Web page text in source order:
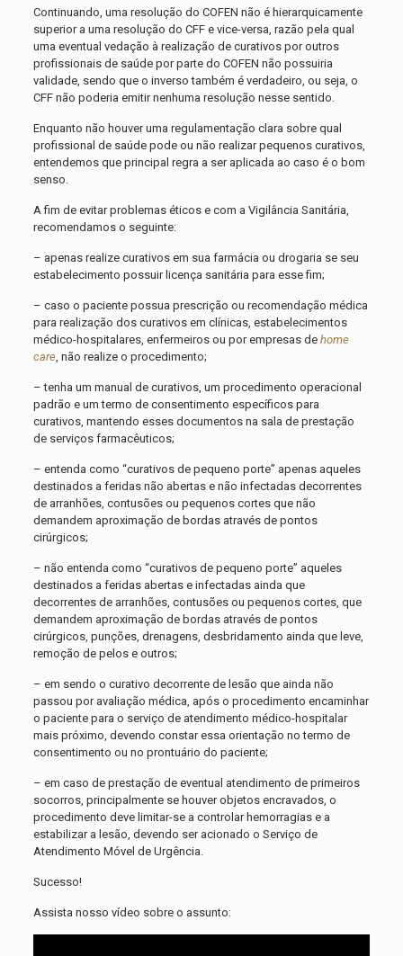
Continuando, uma resolução do COFEN não é hierarquicamente
superior a uma resolução do CFF e vice-versa, razão pela qual
uma eventual vedação à realização de curativos por outros
profissionais de saúde por parte do COFEN não possuiria
validade, sendo que o inverso também é verdadeiro, ou seja, o
CFF não poderia emitir nenhuma resolução nesse sentido.
Enquanto não houver uma regulamentação clara sobre qual
profissional de saúde pode ou não realizar pequenos curativos,
entendemos que principal regra a ser aplicada ao caso é o bom
senso.
A fim de evitar problemas éticos e com a Vigilância Sanitária,
recomendamos o seguinte:
– apenas realize curativos em sua farmácia ou drogaria se seu
estabelecimento possuir licença sanitária para esse fim;
– caso o paciente possua prescrição ou recomendação médica
para realização dos curativos em clínicas, estabelecimentos
médico-hospitalares, enfermeiros ou por empresas de home
care, não realize o procedimento;
– tenha um manual de curativos, um procedimento operacional
padrão e um termo de consentimento específicos para
curativos, mantendo esses documentos na sala de prestação
de serviços farmacêuticos;
– entenda como “curativos de pequeno porte” apenas aqueles
destinados a feridas não abertas e não infectadas decorrentes
de arranhões, contusões ou pequenos cortes que não
demandem aproximação de bordas através de pontos
cirúrgicos;
– não entenda como “curativos de pequeno porte” aqueles
destinados a feridas abertas e infectadas ainda que
decorrentes de arranhões, contusões ou pequenos cortes, que
demandem aproximação de bordas através de pontos
cirúrgicos, punções, drenagens, desbridamento ainda que leve,
remoção de pelos e outros;
– em sendo o curativo decorrente de lesão que ainda não
passou por avaliação médica, após o procedimento encaminhar
o paciente para o serviço de atendimento médico-hospitalar
mais próximo, devendo constar essa orientação no termo de
consentimento ou no prontuário do paciente;
– em caso de prestação de eventual atendimento de primeiros
socorros, principalmente se houver objetos encravados, o
procedimento deve limitar-se a controlar hemorragias e a
estabilizar a lesão, devendo ser acionado o Serviço de
Atendimento Móvel de Urgência.
Sucesso!
Assista nosso vídeo sobre o assunto: